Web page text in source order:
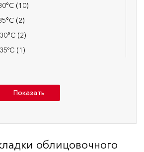
(10)
(2)
(2)
(1 )
Показать
облицовочного